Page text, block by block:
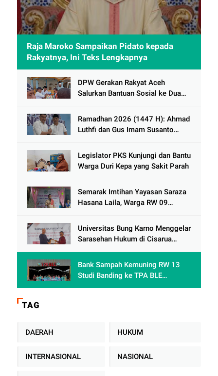
Raja Maroko Sampaikan Pidato kepada
Rakyatnya, Ini Teks Lengkapnya
DPW Gerakan Rakyat Aceh
Salurkan Bantuan Sosial ke Dua
Ramadhan 2026 (1447 H): Ahmad
Luthfi dan Gus Imam Susanto
Berkelanjutan
Legislator PKS Kunjungi dan Bantu
Warga Duri Kepa yang Sakit Parah
Semarak Imtihan Yayasan Saraza
Hasana Laila, Warga RW 09
Sambut Ramadhan 1447 Hijriah
Universitas Bung Karno Menggelar
Sarasehan Hukum di Cisarua
meningkatkan pemahaman
akademis Mahasiswa Fakultas
Bank Sampah Kemuning RW 13
Studi Banding ke TPA BLE
Banyumas: Belajar Mengolah
TAG
DAERAH HUKUM
INTERNASIONAL NASIONAL